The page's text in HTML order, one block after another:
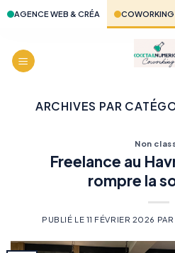
Passer
AGENCE WEB & CRÉA COWORKING
ARCHIVES PAR
Non
Freelance au
rompre la
PUBLIÉ LE 11 FÉVRIER 2026 PAR